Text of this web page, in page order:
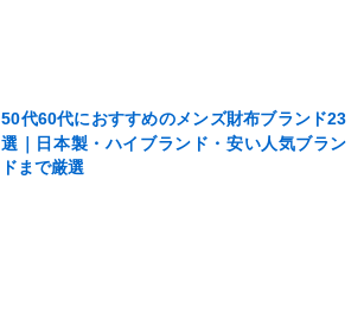
50代60代におすすめのメンズ財布ブランド23
選｜日本製・ハイブランド・安い人気ブラン
ドまで厳選